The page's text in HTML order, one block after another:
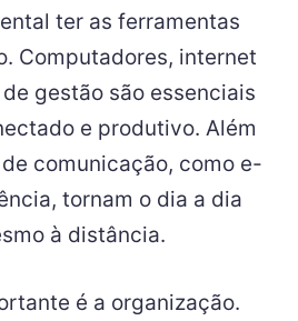
ter as ferramentas
Computadores, internet
gestão são essenciais
e produtivo. Além
comunicação, como e-
tornam o dia a dia
à distância.
é a organização.